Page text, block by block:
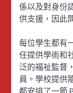
係以及對身份
供支援，因此
每位學生都有
任提供學術和
泛的福祉監督
員。學校提供
都安排了一節